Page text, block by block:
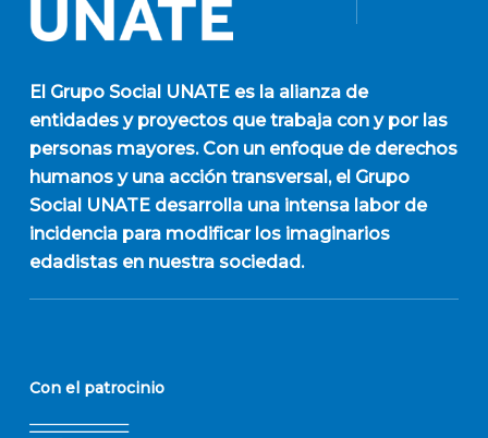
El Grupo Social UNATEes la alianza de
entidades y proyectos que trabaja con y por las
personas mayores. Con un enfoque de derechos
humanos y una acción transversal, el Grupo
Social UNATE desarrolla una intensa labor de
incidencia para modificar los imaginarios
edadistas en nuestra sociedad.
Con el patrocinio